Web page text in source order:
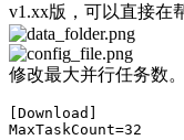
v1.xx版，可以直接在
修改最大并行任务数
[Download]